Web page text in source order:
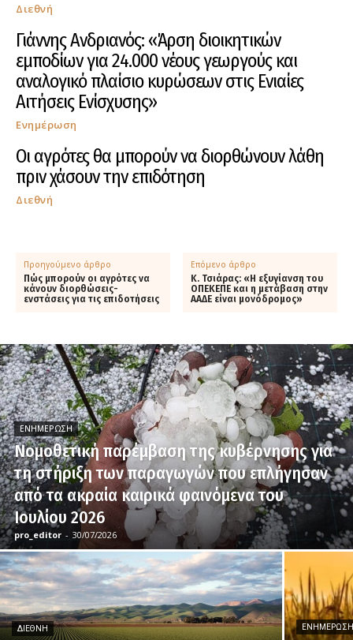
Διεθνή
Γιάννης Ανδριανός: «Άρση διοικητικών
εμποδίων για 24.000 νέους γεωργούς και
αναλογικό πλαίσιο κυρώσεων στις Ενιαίες
Αιτήσεις Ενίσχυσης»
Ενημέρωση
Οι αγρότες θα μπορούν να διορθώνουν λάθη
πριν χάσουν την επιδότηση
Διεθνή
Προηγούμενο άρθρο
Πώς μπορούν οι αγρότες να
κάνουν διορθώσεις-
ενστάσεις για τις επιδοτήσεις
Επόμενο άρθρο
Κ. Τσιάρας: «Η εξυγίανση του
ΟΠΕΚΕΠΕ και η μετάβαση στην
ΑΑΔΕ είναι μονόδρομος»
ΕΝΗΜΈΡΩΣΗ
Νομοθετική παρέμβαση της κυβέρνησης για
τη στήριξη των παραγωγών που επλήγησαν
από τα ακραία καιρικά φαινόμενα του
Ιουλίου 2026
pro_editor - 30/07/2026
ΔΙΕΘΝΉ